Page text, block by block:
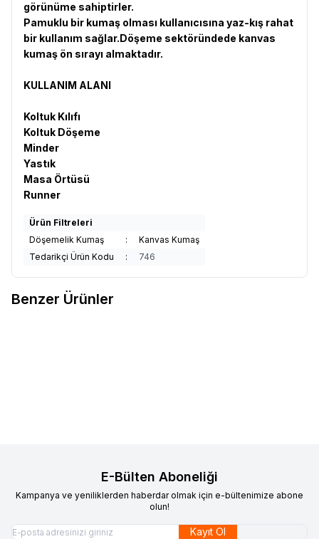
görünüme sahiptirler.
Pamuklu bir kumaş olması kullanıcısına yaz-kış rahat
bir kullanım sağlar.Döşeme sektöründede kanvas
kumaş ön sırayı almaktadır.
KULLANIM ALANI
Koltuk Kılıfı
Koltuk Döşeme
Minder
Yastık
Masa Örtüsü
Runner
Ürün Filtreleri
Döşemelik Kumaş
:
Kanvas Kumaş
Tedarikçi Ürün Kodu
: 746
Benzer Ürünler
E-Bülten Aboneliği
Kampanya ve yeniliklerden haberdar olmak için e-bültenimize abone
olun!
Kayıt Ol